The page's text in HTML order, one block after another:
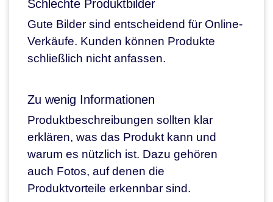
Schlechte Produktbilder
Gute Bilder sind entscheidend für Online-
Verkäufe. Kunden können Produkte
schließlich nicht anfassen.
Zu wenig Informationen
Produktbeschreibungen sollten klar
erklären, was das Produkt kann und
warum es nützlich ist. Dazu gehören
auch Fotos, auf denen die
Produktvorteile erkennbar sind.